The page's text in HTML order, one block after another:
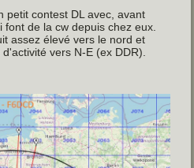
petit contest DL avec, avant
de la cw depuis chez eux.
assez élevé vers le nord et
vers N-E (ex DDR).